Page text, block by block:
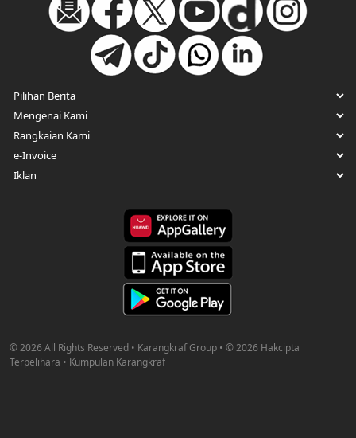
© 2026 All Rights Reserved • Karangkraf Group • © 2026 Hakcipta
Terpelihara • Kumpulan Karangkraf